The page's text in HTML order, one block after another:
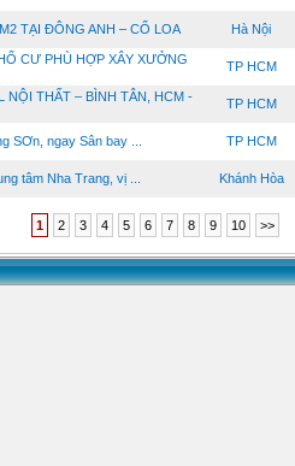
TẠI ĐÔNG ANH – CỔ LOA Hà Nội
CƯ PHÙ HỢP XÂY XƯỞNG
TP HCM
NỘI THẤT – BÌNH TÂN, HCM -
TP HCM
SƠn, ngay Sân bay ... TP HCM
tâm Nha Trang, vị ... Khánh Hòa
1 2 3 4 5 6 7 8 9 10 >>